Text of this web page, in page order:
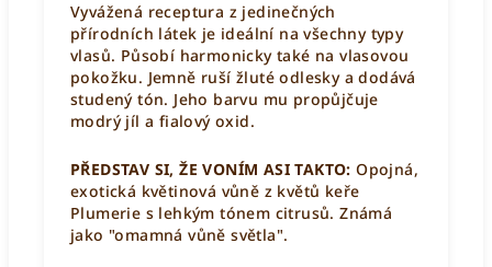
Vyvážená receptura z jedinečných
přírodních látek je ideální na všechny typy
vlasů. Působí harmonicky také na vlasovou
pokožku. Jemně ruší žluté odlesky a dodává
studený tón. Jeho barvu mu propůjčuje
modrý jíl a fialový oxid.
PŘEDSTAV SI, ŽE VONÍM ASI TAKTO:Opojná,
exotická květinová vůně z květů keře
Plumerie s lehkým tónem citrusů. Známá
jako "omamná vůně světla".